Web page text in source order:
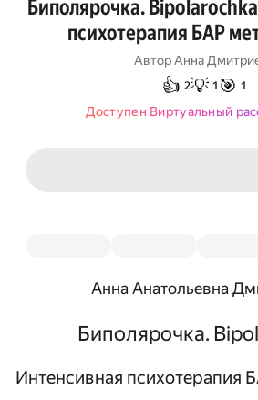
Биполярочка.
психотерапия БАР
Автор Анна
👍 2💡 1 🎯 1
Доступен Виртуальный
Анна Анатольевна
Биполярочка.
Интенсивная психотерапия